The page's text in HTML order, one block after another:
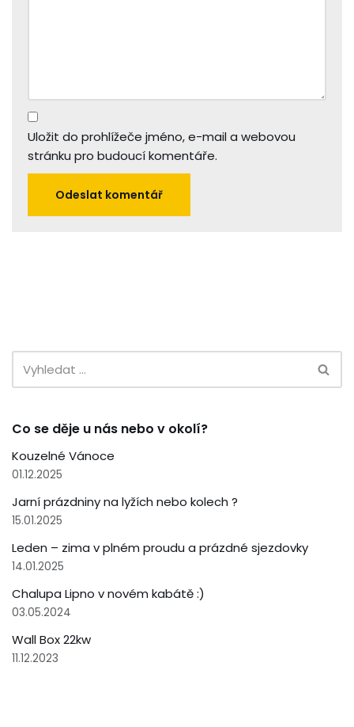
Uložit do prohlížeče jméno, e-mail a webovou
stránku pro budoucí komentáře.
Co se děje u nás nebo v okolí?
Kouzelné Vánoce
01.12.2025
Jarní prázdniny na lyžích nebo kolech ?
15.01.2025
Leden – zima v plném proudu a prázdné sjezdovky
14.01.2025
Chalupa Lipno v novém kabátě :)
03.05.2024
Wall Box 22kw
11.12.2023